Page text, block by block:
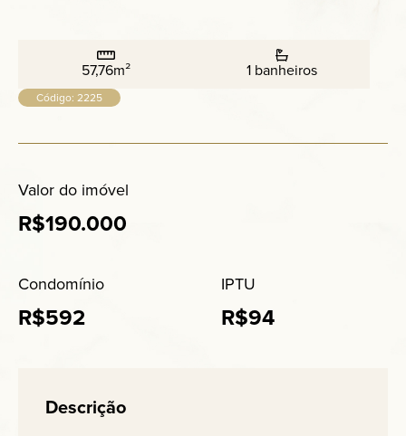
57,76m² 1 banheiros
Código: 2225
Valor do imóvel
R$190.000
Condomínio
R$592
IPTU
R$94
Descrição